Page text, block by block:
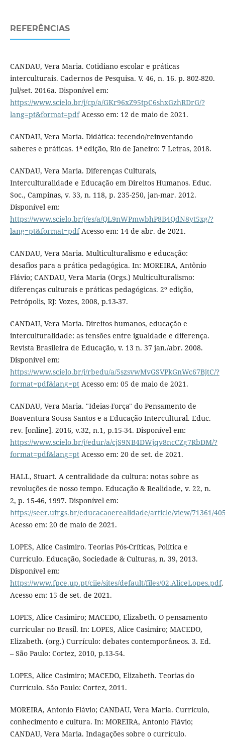
REFERÊNCIAS
CANDAU, Vera Maria. Cotidiano escolar e práticas
interculturais. Cadernos de Pesquisa. V. 46, n. 16. p. 802-820.
Jul/set. 2016a. Disponível em:
https://www.scielo.br/j/cp/a/GKr96xZ95tpC6shxGzhRDrG/?
lang=pt&format=pdfAcesso em: 12 de maio de 2021.
CANDAU, Vera Maria. Didática: tecendo/reinventando
saberes e práticas. 1ª edição, Rio de Janeiro: 7 Letras, 2018.
CANDAU, Vera Maria. Diferenças Culturais,
Interculturalidade e Educação em Direitos Humanos. Educ.
Soc., Campinas, v. 33, n. 118, p. 235-250, jan-mar. 2012.
Disponível em:
https://www.scielo.br/j/es/a/QL9nWPmwbhP8B4QdN8yt5xg/?
lang=pt&format=pdfAcesso em: 14 de abr. de 2021.
CANDAU, Vera Maria. Multiculturalismo e educação:
desafios para a prática pedagógica. In: MOREIRA, Antônio
Flávio; CANDAU, Vera Maria (Orgs.) Multiculturalismo:
diferenças culturais e práticas pedagógicas. 2º edição,
Petrópolis, RJ: Vozes, 2008, p.13-37.
CANDAU, Vera Maria. Direitos humanos, educação e
interculturalidade: as tensões entre igualdade e diferença.
Revista Brasileira de Educação, v. 13 n. 37 jan./abr. 2008.
Disponível em:
https://www.scielo.br/j/rbedu/a/5szsvwMvGSVPkGnWc67BjtC/?
format=pdf&lang=ptAcesso em: 05 de maio de 2021.
CANDAU, Vera Maria. "Ideias-Força" do Pensamento de
Boaventura Sousa Santos e a Educação Intercultural. Educ.
rev. [online]. 2016, v.32, n.1, p.15-34. Disponível em:
https://www.scielo.br/j/edur/a/cjS9NB4DWjqv8ncCZg7RbDM/?
format=pdf&lang=ptAcesso em: 20 de set. de 2021.
HALL, Stuart. A centralidade da cultura: notas sobre as
revoluções de nosso tempo. Educação & Realidade, v. 22, n.
2, p. 15-46, 1997. Disponível em:
https://seer.ufrgs.br/educacaoerealidade/article/view/71361/
Acesso em: 20 de maio de 2021.
LOPES, Alice Casimiro. Teorias Pós-Críticas, Política e
Currículo. Educação, Sociedade & Culturas, n. 39, 2013.
Disponível em:
https://www.fpce.up.pt/ciie/sites/default/files/02.AliceLopes.pdf.
Acesso em: 15 de set. de 2021.
LOPES, Alice Casimiro; MACEDO, Elizabeth. O pensamento
curricular no Brasil. In: LOPES, Alice Casimiro; MACEDO,
Elizabeth. (org.) Currículo: debates contemporâneos. 3. Ed.
– São Paulo: Cortez, 2010, p.13-54.
LOPES, Alice Casimiro; MACEDO, Elizabeth. Teorias do
Currículo. São Paulo: Cortez, 2011.
MOREIRA, Antonio Flávio; CANDAU, Vera Maria. Currículo,
conhecimento e cultura. In: MOREIRA, Antonio Flávio;
CANDAU, Vera Maria. Indagações sobre o currículo.